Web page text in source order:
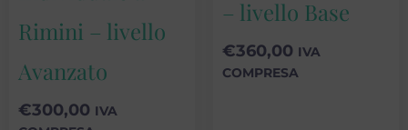
Rimini – livello
Avanzato
€300,00 IVA
– livello Base
€360,00 IVA
COMPRESA